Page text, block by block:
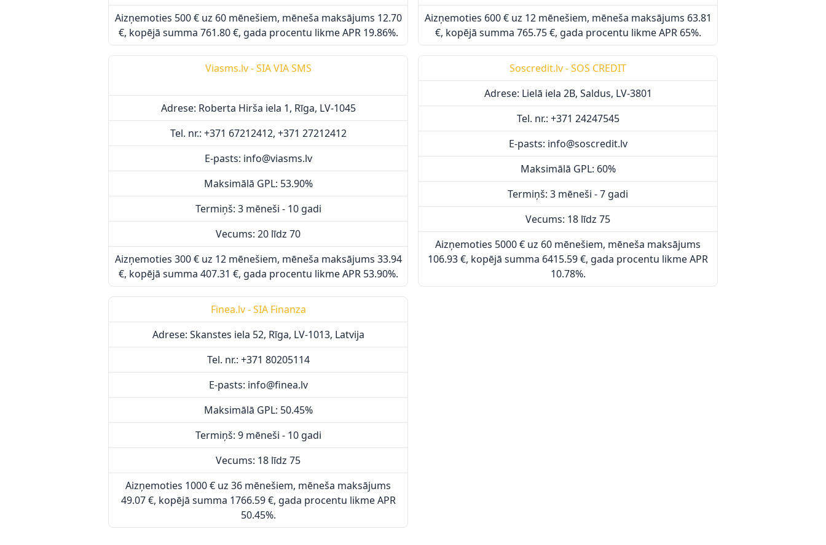
Aizņemoties 500 € uz 60 mēnešiem, mēneša maksājums 12.70
€, kopējā summa 761.80 €, gada procentu likme APR 19.86%.
Aizņemoties 600 € uz 12 mēnešiem, mēneša maksājums 63.81
€, kopējā summa 765.75 €, gada procentu likme APR 65%.
Viasms.lv - SIA VIA SMS
Adrese: Roberta Hirša iela 1, Rīga, LV-1045
Tel. nr.: +371 67212412, +371 27212412
E-pasts: info@viasms.lv
Maksimālā GPL: 53.90%
Termiņš: 3 mēneši - 10 gadi
Vecums: 20 līdz 70
Aizņemoties 300 € uz 12 mēnešiem, mēneša maksājums 33.94
€, kopējā summa 407.31 €, gada procentu likme APR 53.90%.
Soscredit.lv - SOS CREDIT
Adrese: Lielā iela 2B, Saldus, LV-3801
Tel. nr.: +371 24247545
E-pasts: info@soscredit.lv
Maksimālā GPL: 60%
Termiņš: 3 mēneši - 7 gadi
Vecums: 18 līdz 75
Aizņemoties 5000 € uz 60 mēnešiem, mēneša maksājums
106.93 €, kopējā summa 6415.59 €, gada procentu likme APR
10.78%.
Finea.lv - SIA Finanza
Adrese: Skanstes iela 52, Rīga, LV-1013, Latvija
Tel. nr.: +371 80205114
E-pasts: info@finea.lv
Maksimālā GPL: 50.45%
Termiņš: 9 mēneši - 10 gadi
Vecums: 18 līdz 75
Aizņemoties 1000 € uz 36 mēnešiem, mēneša maksājums
49.07 €, kopējā summa 1766.59 €, gada procentu likme APR
50.45%.